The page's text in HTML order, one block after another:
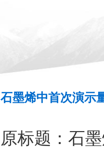
石墨烯中首次演示
原标题：石